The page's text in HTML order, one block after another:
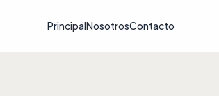
PrincipalNosotrosContacto